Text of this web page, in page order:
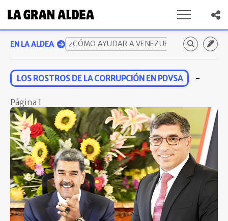
EN LA ALDEA ¿CÓMO AYUDAR A VENEZUELA? GUÍA
LOS ROSTROS DE LA CORRUPCIÓN EN PDVSA -
Página 1